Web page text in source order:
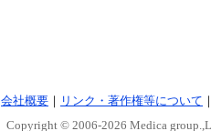
会社概要 ｜ リンク・著作権等について
Copyright © 2006-2026 Medica